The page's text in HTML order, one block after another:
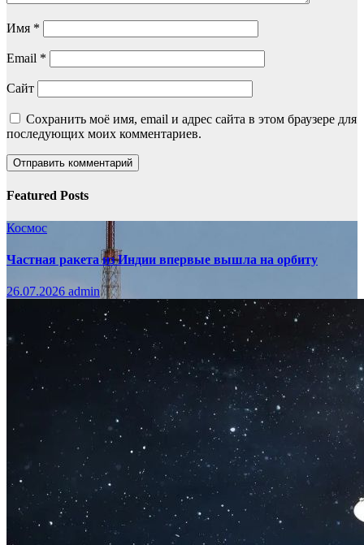
Имя *
Email *
Сайт
Сохранить моё имя, email и адрес сайта в этом браузере для
последующих моих комментариев.
Featured Posts
Космос
Частная ракета из Индии впервые вышла на орбиту
26.07.2026 admin